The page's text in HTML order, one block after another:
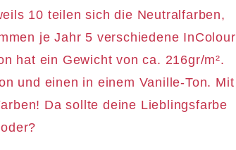
10 teilen sich die Neutralfarben,
je Jahr 5 verschiedene InColour
hat ein Gewicht von ca. 216gr/m².
und einen in einem Vanille-Ton. Mit
Da sollte deine Lieblingsfarbe